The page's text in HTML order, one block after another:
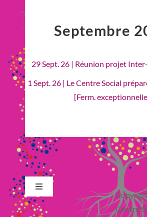
Septembre
29 Sept. 26 | Réunion projet
1 Sept. 26 | Le Centre Social
[Ferm.
Toggle
Navigation
Retour en Haut
Centre